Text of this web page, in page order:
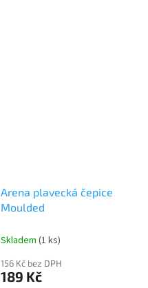
Arena plavecká čepice
Moulded
Skladem (1 ks)
156 Kč bez DPH
189 Kč